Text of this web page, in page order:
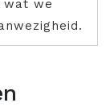
wat we